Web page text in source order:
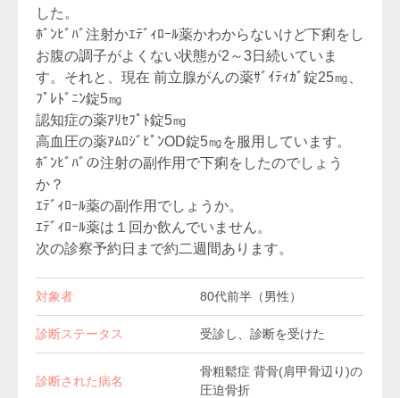
した。
ﾎﾞﾝﾋﾞﾊﾞ注射かｴﾃﾞｨﾛｰﾙ薬かわからないけど下痢をし
お腹の調子がよくない状態が2～3日続いていま
す。それと、現在 前立腺がんの薬ｻﾞｲﾃｨｶﾞ錠25㎎、
ﾌﾟﾚﾄﾞﾆﾝ錠5㎎
認知症の薬ｱﾘｾﾌﾟﾄ錠5㎎
高血圧の薬ｱﾑﾛｼﾞﾋﾟﾝOD錠5㎎を服用しています。
ﾎﾞﾝﾋﾞﾊﾞの注射の副作用で下痢をしたのでしょう
か？
ｴﾃﾞｨﾛｰﾙ薬の副作用でしょうか。
ｴﾃﾞｨﾛｰﾙ薬は１回か飲んでいません。
次の診察予約日まで約二週間あります。
対象者 80代前半（男性）
診断ステータス 受診し、診断を受けた
診断された病名
骨粗鬆症 背骨(肩甲骨辺り)の
圧迫骨折